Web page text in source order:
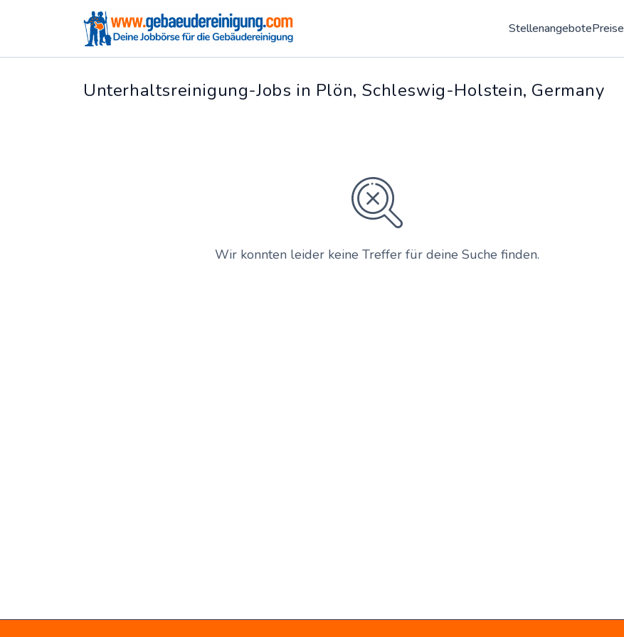
StellenangebotePreise
Unterhaltsreinigung-Jobs in Plön, Schleswig-Holstein, Germany
Wir konnten leider keine Treffer für deine Suche finden.